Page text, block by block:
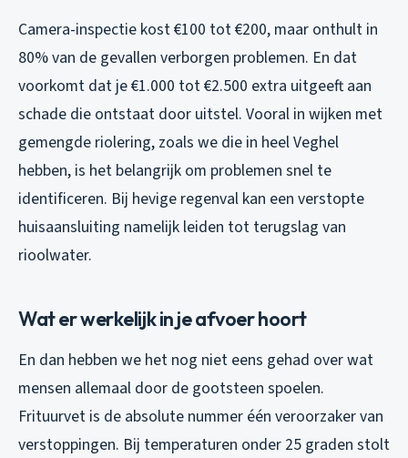
Camera-inspectie kost €100 tot €200, maar onthult in
80% van de gevallen verborgen problemen. En dat
voorkomt dat je €1.000 tot €2.500 extra uitgeeft aan
schade die ontstaat door uitstel. Vooral in wijken met
gemengde riolering, zoals we die in heel Veghel
hebben, is het belangrijk om problemen snel te
identificeren. Bij hevige regenval kan een verstopte
huisaansluiting namelijk leiden tot terugslag van
rioolwater.
Wat er werkelijk in je afvoer hoort
En dan hebben we het nog niet eens gehad over wat
mensen allemaal door de gootsteen spoelen.
Frituurvet is de absolute nummer één veroorzaker van
verstoppingen. Bij temperaturen onder 25 graden stolt